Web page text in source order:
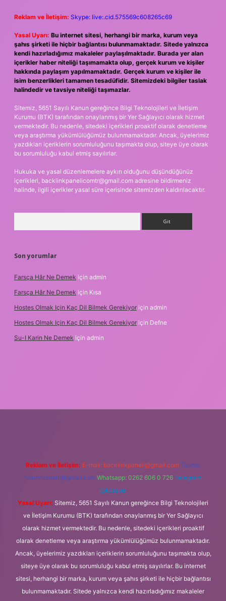
Reklam ve İletişim: Skype: live:.cid.575569c608265c69
Yasal Uyarı: Bu internet sitesi, herhangi bir marka, kurum veya
şahıs şirketi ile hiçbir bağlantısı bulunmamaktadır. Sitede yalnızca
kendi hazırladığımız makaleler paylaşılmaktadır. Burada yer alan
içerikler haber niteliği taşımamakta olup, gerçek kurum ve kişiler
hakkında paylaşım yapılmamaktadır. Gerçek kurum ve kişiler ile
isim benzerlikleri tamamen tesadüfidir. Sitemizdeki bilgiler taslak
halindedir ve tavsiye niteliği taşımazlar.
Sitemiz, 5651 Sayılı Kanun gereğince Bilgi Teknolojileri ve İletişim
Kurumu (BTK) tarafından onaylanmış bir Yer Sağlayıcı olarak hizmet
vermektedir. Bu nedenle, sitedeki içerikleri proaktif olarak denetleme
veya araştırma yükümlülüğümüz bulunmamaktadır. Ancak, üyelerimiz
yazdıkları içeriklerin sorumluluğunu taşımakta olup, siteye üye olarak
bu sorumluluğu kabul etmiş sayılırlar.
Hukuka ve yasal düzenlemelere aykırı olduğunu düşündüğünüz
içerikleri, backlinkpanelicomtr@gmail.com adresine bildirmeniz
halinde, ilgili içerikler yasal süre içerisinde sitemizden kaldırılacaktır.
Son yorumlar
Farsça Hâr Ne Demek için admin
Farsça Hâr Ne Demek için Kısa
Hostes Olmak Için Kaç Dil Bilmek Gerekiyor için admin
Hostes Olmak Için Kaç Dil Bilmek Gerekiyor için Defne
Su-I Karin Ne Demek için admin
Reklam ve İletişim: E-mail: backlinkpaneli@gmail.com Teams:
forumhizmeti@gmail.com Whatsapp: 0262 606 0 726 Telegram:
@karabul
Yasal Uyarı: Sitemiz, 5651 Sayılı Kanun gereğince Bilgi Teknolojileri
ve İletişim Kurumu (BTK) tarafından onaylanmış bir Yer Sağlayıcı
olarak hizmet vermektedir. Bu nedenle, sitedeki içerikleri proaktif
olarak denetleme veya araştırma yükümlülüğümüz bulunmamaktadır.
Ancak, üyelerimiz yazdıkları içeriklerin sorumluluğunu taşımakta olup,
siteye üye olarak bu sorumluluğu kabul etmiş sayılırlar. Bu internet
sitesi, herhangi bir marka, kurum veya şahıs şirketi ile hiçbir bağlantısı
bulunmamaktadır. Sitede yalnızca kendi hazırladığımız makaleler